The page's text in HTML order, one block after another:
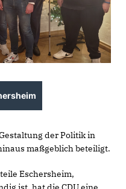
der Politik in
maßgeblich beteiligt.
Eschersheim,